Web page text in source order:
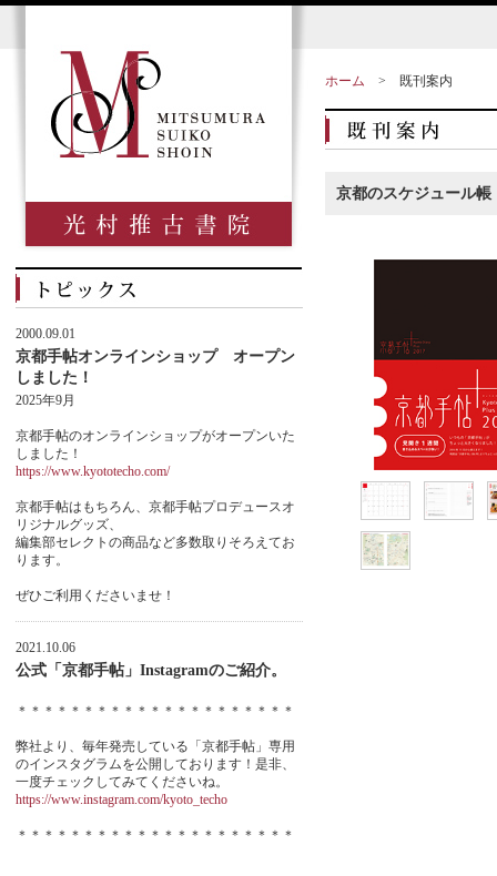
ホーム > 既刊案内
京都のスケジュール帳
2000.09.01
京都手帖オンラインショップ オープン
しました！
2025年9月
京都手帖のオンラインショップがオープンいた
しました！
https://www.kyototecho.com/
京都手帖はもちろん、京都手帖プロデュースオ
リジナルグッズ、
編集部セレクトの商品など多数取りそろえてお
ります。
ぜひご利用くださいませ！
2021.10.06
公式「京都手帖」Instagramのご紹介。
＊＊＊＊＊＊＊＊＊＊＊＊＊＊＊＊＊＊＊＊＊
弊社より、毎年発売している「京都手帖」専用
のインスタグラムを公開しております！是非、
一度チェックしてみてくださいね。
https://www.instagram.com/kyoto_techo
＊＊＊＊＊＊＊＊＊＊＊＊＊＊＊＊＊＊＊＊＊